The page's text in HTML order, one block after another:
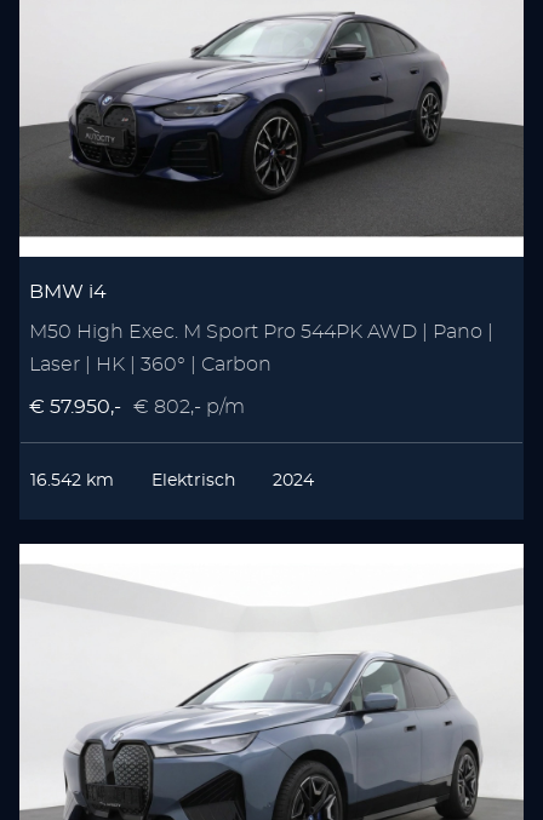
BMW i4
M50 High Exec. M Sport Pro 544PK AWD | Pano |
Laser | HK | 360° | Carbon
€ 57.950,- € 802,- p/m
16.542 km Elektrisch 2024